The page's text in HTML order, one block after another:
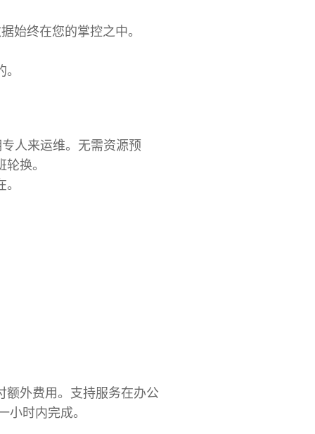
始终在您的掌控之中。
人来运维。无需资源预
换。
额外费用。支持服务在办公
时内完成。